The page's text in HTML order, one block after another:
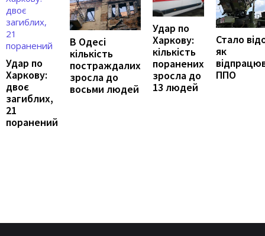
Удар по
Харкову:
двоє
загиблих,
21
поранений
В Одесі
кількість
постраждалих
зросла до
восьми людей
Удар по
Харкову:
кількість
поранених
зросла до
13 людей
Стало
як
ППО